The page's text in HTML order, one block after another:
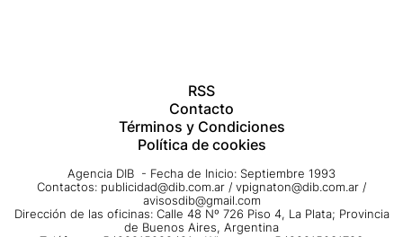
RSS
Contacto
Términos y Condiciones
Política de cookies
Agencia DIB - Fecha de Inicio: Septiembre 1993
Contactos: publicidad@dib.com.ar / vpignaton@dib.com.ar /
avisosdib@gmail.com
Dirección de las oficinas: Calle 48 Nº 726 Piso 4, La Plata; Provincia
de Buenos Aires, Argentina